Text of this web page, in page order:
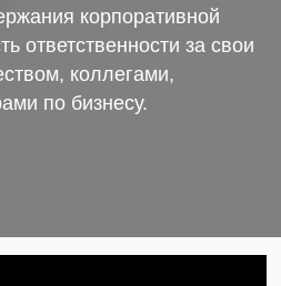
корпоративной
ответственности за свои
коллегами,
по бизнесу.